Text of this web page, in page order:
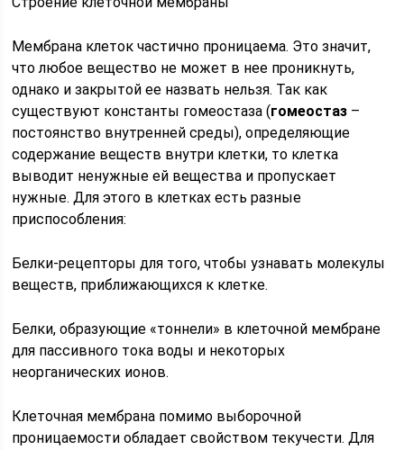
Мембрана клеток частично проницаема. Это значит,
что любое вещество не может в нее проникнуть,
однако и закрытой ее назвать нельзя. Так как
существуют константы гомеостаза (гомеостаз –
постоянство внутренней среды), определяющие
содержание веществ внутри клетки, то клетка
выводит ненужные ей вещества и пропускает
нужные. Для этого в клетках есть разные
приспособления:
Белки-рецепторы для того, чтобы узнавать молекулы
веществ, приближающихся к клетке.
Белки, образующие «тоннели» в клеточной мембране
для пассивного тока воды и некоторых
неорганических ионов.
Клеточная мембрана помимо выборочной
проницаемости обладает свойством текучести. Для